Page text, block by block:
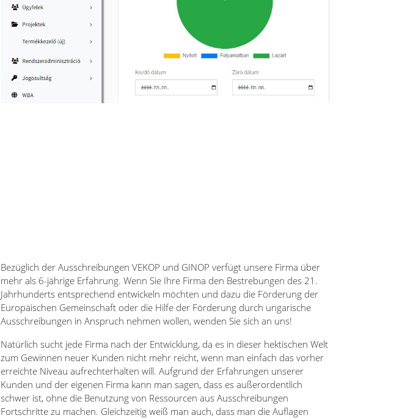
Bezüglich der Ausschreibungen VEKOP und GINOP verfügt unsere Firma über
mehr als 6-jährige Erfahrung. Wenn Sie Ihre Firma den Bestrebungen des 21.
Jahrhunderts entsprechend entwickeln möchten und dazu die Förderung der
Europäischen Gemeinschaft oder die Hilfe der Förderung durch ungarische
Ausschreibungen in Anspruch nehmen wollen, wenden Sie sich an uns!
Natürlich sucht jede Firma nach der Entwicklung, da es in dieser hektischen Welt
zum Gewinnen neuer Kunden nicht mehr reicht, wenn man einfach das vorher
erreichte Niveau aufrechterhalten will. Aufgrund der Erfahrungen unserer
Kunden und der eigenen Firma kann man sagen, dass es außerordentlich
schwer ist, ohne die Benutzung von Ressourcen aus Ausschreibungen
Fortschritte zu machen. Gleichzeitig weiß man auch, dass man die Auflagen